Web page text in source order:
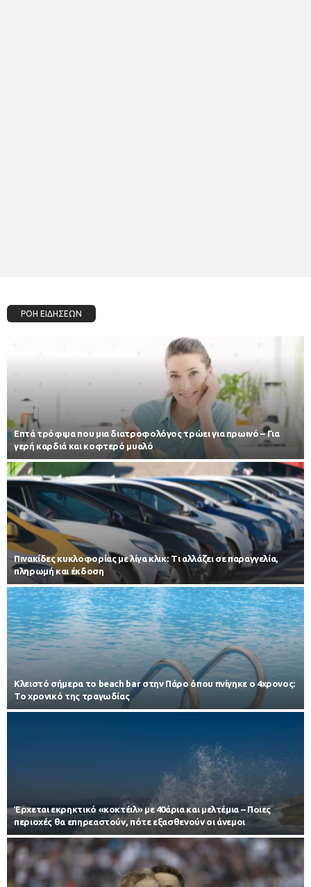
ΡΟΗ ΕΙΔΗΣΕΩΝ
Επτά τρόφιμα που μια διατροφολόγος τρώει για πρωινό – Για
γερή καρδιά και κοφτερό μυαλό
Πινακίδες κυκλοφορίας με λίγα κλικ: Τι αλλάζει σε παραγγελία,
πληρωμή και έκδοση
Κλειστό σήμερα το beach bar στην Πάρο όπου πνίγηκε ο 4χρονος:
Το χρονικό της τραγωδίας
Έρχεται εκρηκτικό «κοκτέιλ» με 40άρια και μελτέμια – Ποιες
περιοχές θα επηρεαστούν, πότε εξασθενούν οι άνεμοι